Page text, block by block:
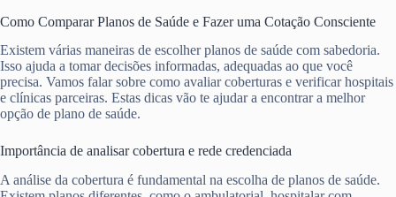
Como Comparar Planos de Saúde e Fazer uma Cotação Consciente
Existem várias maneiras de escolher planos de saúde com sabedoria.
Isso ajuda a tomar decisões informadas, adequadas ao que você
precisa. Vamos falar sobre como avaliar coberturas e verificar hospitais
e clínicas parceiras. Estas dicas vão te ajudar a encontrar a melhor
opção de plano de saúde.
Importância de analisar cobertura e rede credenciada
A análise da cobertura é fundamental na escolha de planos de saúde.